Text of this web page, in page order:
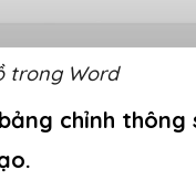
trong Word
chỉnh thông